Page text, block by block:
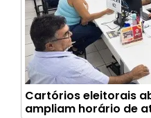
Cartórios eleitorais
ampliam horário de